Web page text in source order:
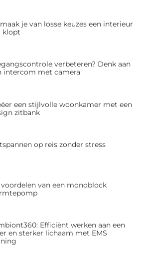
je van losse keuzes een interieur
klopt
verbeteren? Denk aan
intercom met camera
een stijlvolle woonkamer met een
zitbank
op reis zonder stress
voordelen van een monoblock
Efficiënt werken aan een
en sterker lichaam met EMS